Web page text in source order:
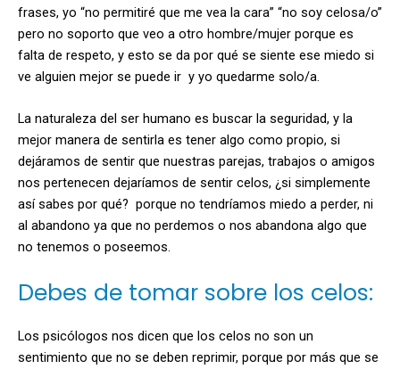
frases, yo “no permitiré que me vea la cara” “no soy celosa/o”
pero no soporto que veo a otro hombre/mujer porque es
falta de respeto, y esto se da por qué se siente ese miedo si
ve alguien mejor se puede ir y yo quedarme solo/a.
La naturaleza del ser humano es buscar la seguridad, y la
mejor manera de sentirla es tener algo como propio, si
dejáramos de sentir que nuestras parejas, trabajos o amigos
nos pertenecen dejaríamos de sentir celos, ¿si simplemente
así sabes por qué? porque no tendríamos miedo a perder, ni
al abandono ya que no perdemos o nos abandona algo que
no tenemos o poseemos.
Debes de tomar sobre los celos:
Los psicólogos nos dicen que los celos no son un
sentimiento que no se deben reprimir, porque por más que se